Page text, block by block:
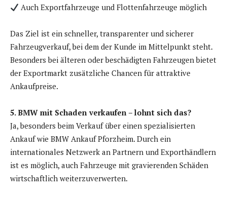
Auch Exportfahrzeuge und Flottenfahrzeuge möglich
Das Ziel ist ein schneller, transparenter und sicherer
Fahrzeugverkauf, bei dem der Kunde im Mittelpunkt steht.
Besonders bei älteren oder beschädigten Fahrzeugen bietet
der Exportmarkt zusätzliche Chancen für attraktive
Ankaufpreise.
5. BMW mit Schaden verkaufen – lohnt sich das?
Ja, besonders beim Verkauf über einen spezialisierten
Ankauf wie BMW Ankauf Pforzheim. Durch ein
internationales Netzwerk an Partnern und Exporthändlern
ist es möglich, auch Fahrzeuge mit gravierenden Schäden
wirtschaftlich weiterzuverwerten.